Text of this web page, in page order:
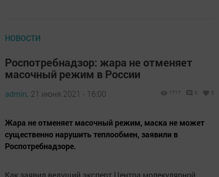
НОВОСТИ
Роспотребнадзор: жара не отменяет
масочный режим в России
admin, 21 июня 2021 - 16:00 1717 0 0
Жара не отменяет масочный режим, маска не может
существенно нарушить теплообмен, заявили в
Роспотребнадзоре.
Как заявил ведущий эксперт Центра молекулярной